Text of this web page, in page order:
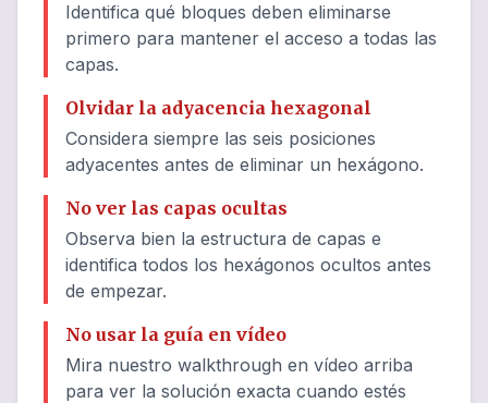
Identifica qué bloques deben eliminarse
primero para mantener el acceso a todas las
capas.
Olvidar la adyacencia hexagonal
Considera siempre las seis posiciones
adyacentes antes de eliminar un hexágono.
No ver las capas ocultas
Observa bien la estructura de capas e
identifica todos los hexágonos ocultos antes
de empezar.
No usar la guía en vídeo
Mira nuestro walkthrough en vídeo arriba
para ver la solución exacta cuando estés